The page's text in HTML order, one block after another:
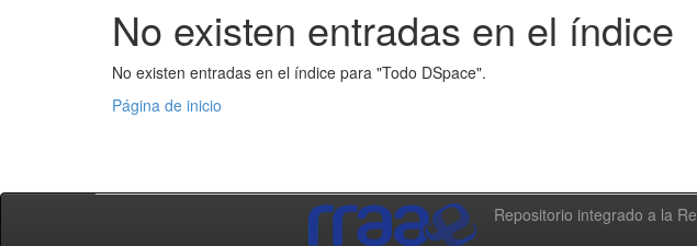
No existen entradas en el índice
No existen entradas en el índice para "Todo DSpace".
Página de inicio
Repositorio integrado a la